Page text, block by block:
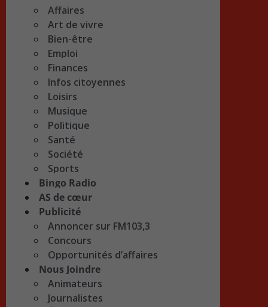
Affaires
Art de vivre
Bien-être
Emploi
Finances
Infos citoyennes
Loisirs
Musique
Politique
Santé
Société
Sports
Bingo Radio
AS de cœur
Publicité
Annoncer sur FM103,3
Concours
Opportunités d’affaires
Nous Joindre
Animateurs
Journalistes